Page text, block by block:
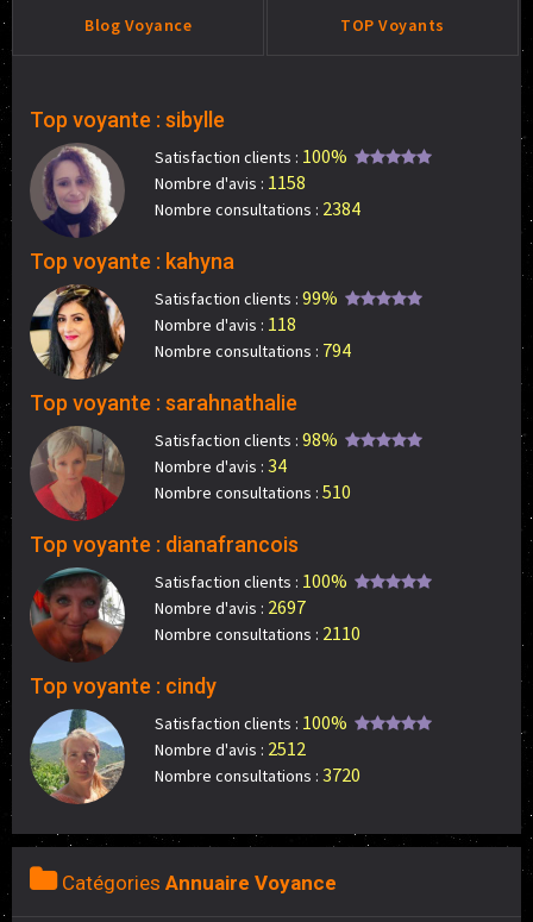
Blog Voyance TOP Voyants
Top voyante : sibylle
Satisfaction clients : 100%
Nombre d'avis : 1158
Nombre consultations : 2384
Top voyante : kahyna
Satisfaction clients : 99%
Nombre d'avis : 118
Nombre consultations : 794
Top voyante : sarahnathalie
Satisfaction clients : 98%
Nombre d'avis : 34
Nombre consultations : 510
Top voyante : dianafrancois
Satisfaction clients : 100%
Nombre d'avis : 2697
Nombre consultations : 2110
Top voyante : cindy
Satisfaction clients : 100%
Nombre d'avis : 2512
Nombre consultations : 3720
Catégories Annuaire Voyance